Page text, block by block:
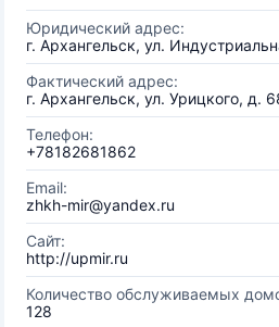
Юридический адрес:
г. Архангельск, ул.
Фактический адрес:
г. Архангельск, ул. Урицкого, д.
Телефон:
+78182681862
Email:
zhkh-mir@yandex.ru
Сайт:
http://upmir.ru
Количество обслуживаемых
128